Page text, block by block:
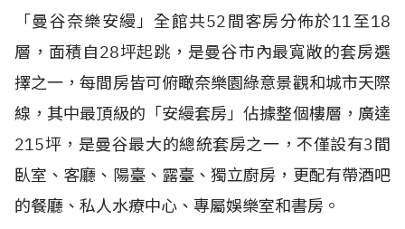
「曼谷奈樂安縵」全館共52間客房分佈於11至18
層，面積自28坪起跳，是曼谷市內最寬敞的套房選
擇之一，每間房皆可俯瞰奈樂園綠意景觀和城市天際
線，其中最頂級的「安縵套房」佔據整個樓層，廣達
215坪，是曼谷最大的總統套房之一，不僅設有3間
臥室、客廳、陽臺、露臺、獨立廚房，更配有帶酒吧
的餐廳、私人水療中心、專屬娛樂室和書房。